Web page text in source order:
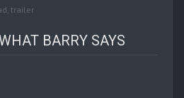
, trailer
BARRY SAYS